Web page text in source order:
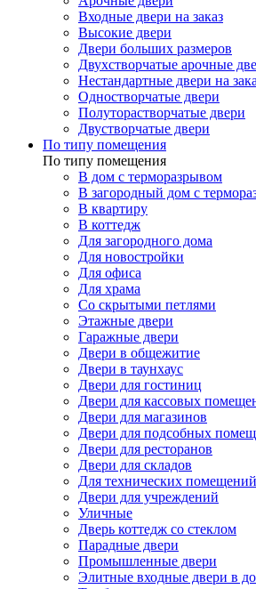
Входные двери на заказ
Высокие двери
Двери больших размеров
Двухстворчатые арочные
Нестандартные двери на
Одностворчатые двери
Полуторастворчатые двери
Двустворчатые двери
По типу помещения
По типу помещения
В дом с терморазрывом
В загородный дом с
В квартиру
В коттедж
Для загородного дома
Для новостройки
Для офиса
Для храма
Со скрытыми петлями
Этажные двери
Гаражные двери
Двери в общежитие
Двери в таунхаус
Двери для гостиниц
Двери для кассовых
Двери для магазинов
Двери для подсобных
Двери для ресторанов
Двери для складов
Для технических помещений
Двери для учреждений
Уличные
Дверь коттедж со стеклом
Парадные двери
Промышленные двери
Элитные входные двери в